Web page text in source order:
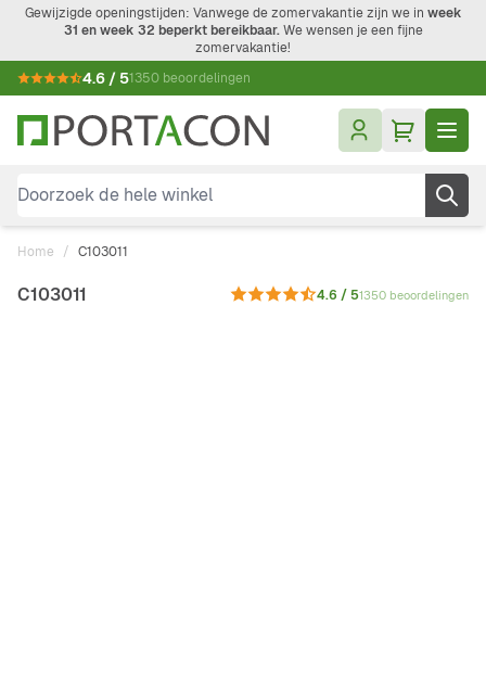
Ga naar de inhoud
Gewijzigde openingstijden: Vanwege de zomervakantie zijn we in week
31 en week 32 beperkt bereikbaar.We wensen je een fijne
zomervakantie!
4.6 / 51350 beoordelingen
Doorzoek de hele winkel
Home / C103011
C103011 4.6 / 51350 beoordelingen